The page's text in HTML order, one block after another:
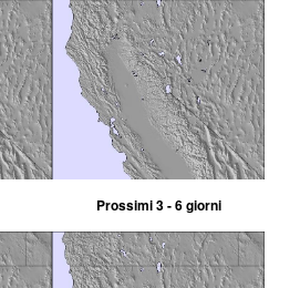
Prossimi 3 - 6 giorni